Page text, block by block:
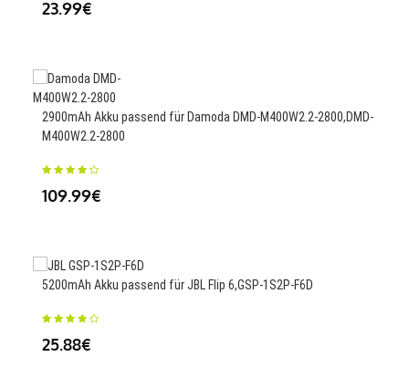
23.99€
2900mAh Akku passend für Damoda DMD-M400W2.2-2800,DMD-
M400W2.2-2800
109.99€
5200mAh Akku passend für JBL Flip 6,GSP-1S2P-F6D
25.88€